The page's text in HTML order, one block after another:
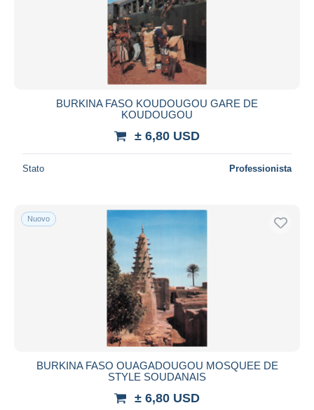
BURKINA FASO KOUDOUGOU GARE DE
KOUDOUGOU
± 6,80 USD
Stato Professionista
Nuovo
BURKINA FASO OUAGADOUGOU MOSQUEE DE
STYLE SOUDANAIS
± 6,80 USD